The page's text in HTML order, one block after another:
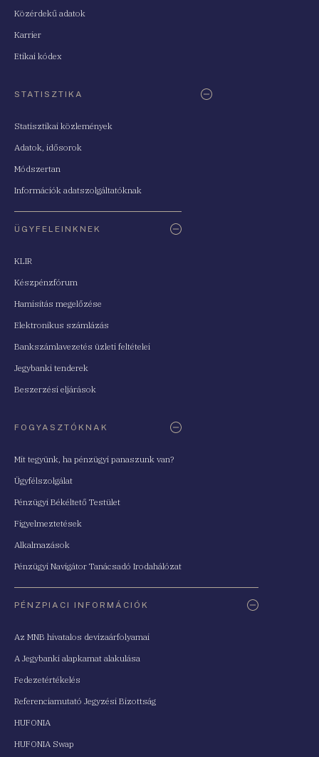
Közérdekű adatok
Karrier
Etikai kódex
STATISZTIKA
Statisztikai közlemények
Adatok, idősorok
Módszertan
Információk adatszolgáltatóknak
ÜGYFELEINKNEK
KLIR
Készpénzfórum
Hamisítás megelőzése
Elektronikus számlázás
Bankszámlavezetés üzleti feltételei
Jegybanki tenderek
Beszerzési eljárások
FOGYASZTÓKNAK
Mit tegyünk, ha pénzügyi panaszunk van?
Ügyfélszolgálat
Pénzügyi Békéltető Testület
Figyelmeztetések
Alkalmazások
Pénzügyi Navigátor Tanácsadó Irodahálózat
PÉNZPIACI INFORMÁCIÓK
Az MNB hivatalos devizaárfolyamai
A Jegybanki alapkamat alakulása
Fedezetértékelés
Referenciamutató Jegyzési Bizottság
HUFONIA
HUFONIA Swap